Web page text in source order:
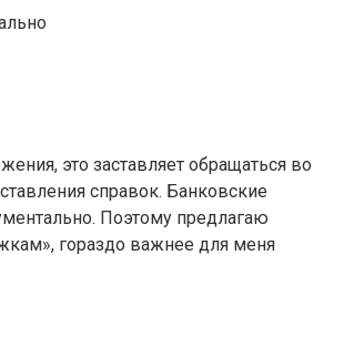
это заставляет обращаться во
справок. Банковские
Поэтому предлагаю
гораздо важнее для меня